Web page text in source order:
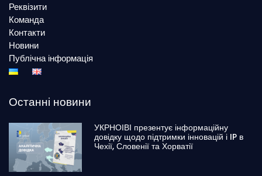
Реквізити
Команда
Контакти
Новини
Публічна інформація
Останні новини
УКРНОІВІ презентує інформаційну
довідку щодо підтримки інновацій і IP в
Чехії, Словенії та Хорватії